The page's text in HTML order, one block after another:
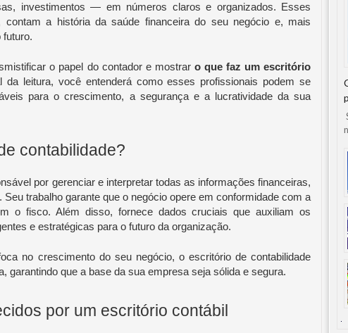
investimentos — em números claros e organizados. Esses
contam a história da saúde financeira do seu negócio e, mais
futuro.
o papel do contador e mostrar o que faz um escritório
leitura, você entenderá como esses profissionais podem se
para o crescimento, a segurança e a lucratividade da sua
contabilidade?
por gerenciar e interpretar todas as informações financeiras,
trabalho garante que o negócio opere em conformidade com a
o fisco. Além disso, fornece dados cruciais que auxiliam os
e estratégicas para o futuro da organização.
no crescimento do seu negócio, o escritório de contabilidade
garantindo que a base da sua empresa seja sólida e segura.
por um escritório contábil